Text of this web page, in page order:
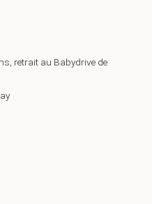
retrait au Babydrive de